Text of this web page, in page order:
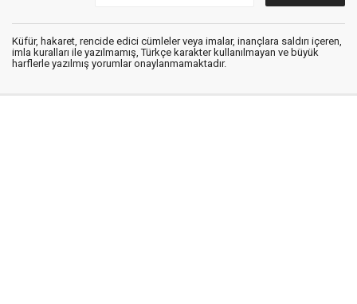
Küfür, hakaret, rencide edici cümleler veya imalar, inançlara saldırı içeren,
imla kuralları ile yazılmamış, Türkçe karakter kullanılmayan ve büyük
harflerle yazılmış yorumlar onaylanmamaktadır.